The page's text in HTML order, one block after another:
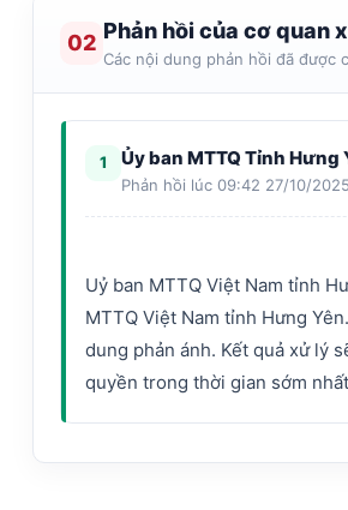
02 Phản hồi của cơ quan
Các nội dung phản hồi đã được
1 Ủy ban MTTQ Tỉnh Hưng
Phản hồi lúc 09:42 27/10/2025
Uỷ ban MTTQ Việt Nam tỉnh
MTTQ Việt Nam tỉnh Hưng
dung phản ánh. Kết quả xử lý